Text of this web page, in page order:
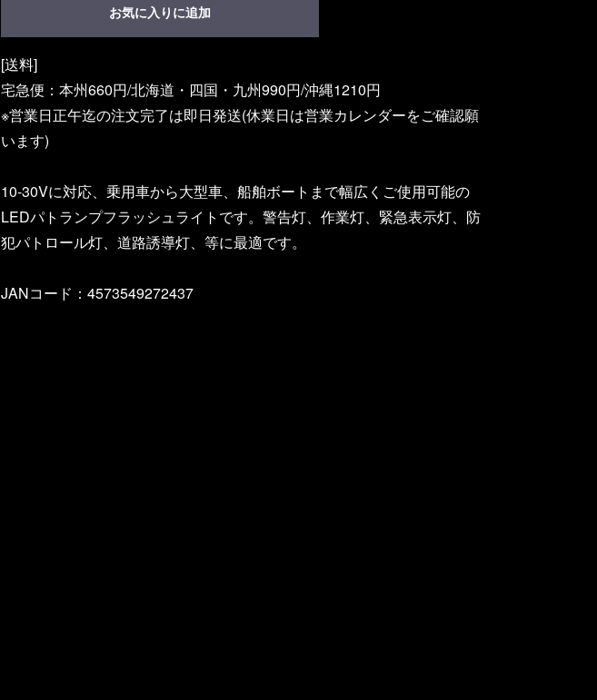
お気に入りに追加
[送料]
宅急便：本州660円/北海道・四国・九州990円/沖縄1210円
※営業日正午迄の注文完了は即日発送(休業日は営業カレンダーをご確認願
います)
10-30Vに対応、乗用車から大型車、船舶ボートまで幅広くご使用可能の
LEDパトランプフラッシュライトです。警告灯、作業灯、緊急表示灯、防
犯パトロール灯、道路誘導灯、等に最適です。
JANコード：4573549272437